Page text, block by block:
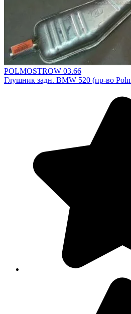
POLMOSTROW 03.66
Глушник задн. BMW 520 (пр-во